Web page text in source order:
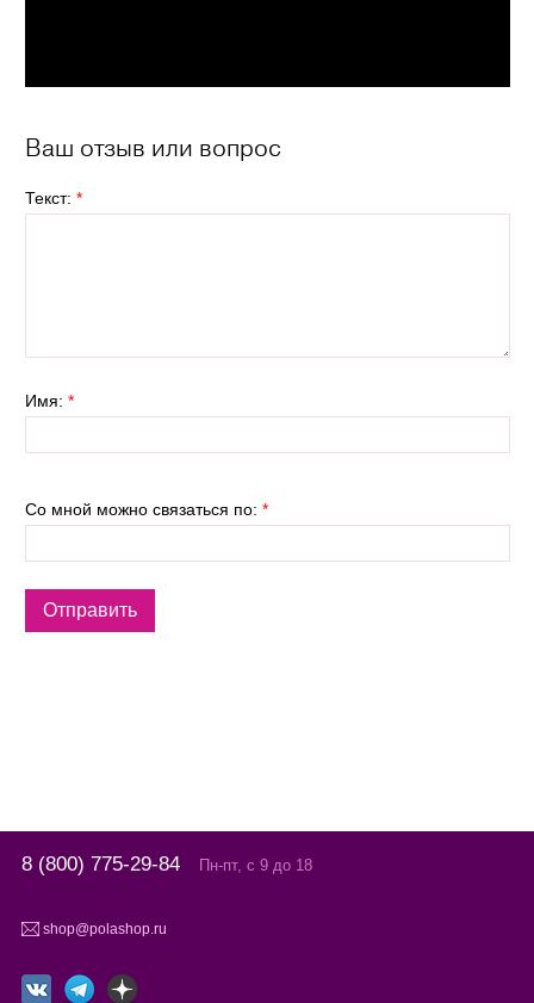
Ваш отзыв или вопрос
Текст: *
Имя: *
Со мной можно связаться по: *
8 (800) 775-29-84 Пн-пт, с 9 до 18
shop@polashop.ru